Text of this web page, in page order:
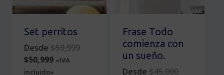
pueden
elegir
en
página
de
de
producto
Set perritos
Desde $59,999Original
$50,999Current
price
«IVA
incluido»
Frase Todo
comienza con
un sueño.
Desde $45,000Original